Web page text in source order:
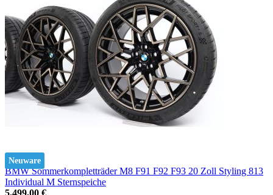
Neuware
BMW Sommerkompletträder M8 F91 F92 F93 20 Zoll Styling 813
Individual M Sternspeiche
5.499,00 €